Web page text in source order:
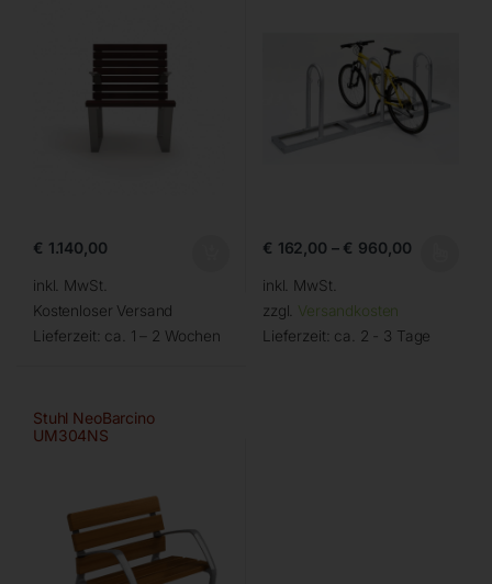
€ 1.140,00
inkl. MwSt.
Kostenloser Versand
Lieferzeit: ca. 1 – 2 Wochen
€ 162,00 – € 960,00
inkl. MwSt.
zzgl. Versandkosten
Lieferzeit: ca. 2 - 3 Tage
Stuhl NeoBarcino
UM304NS